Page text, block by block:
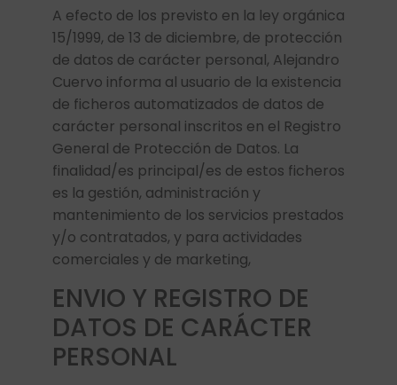
A efecto de los previsto en la ley orgánica
15/1999, de 13 de diciembre, de protección
de datos de carácter personal, Alejandro
Cuervo informa al usuario de la existencia
de ficheros automatizados de datos de
carácter personal inscritos en el Registro
General de Protección de Datos. La
finalidad/es principal/es de estos ficheros
es la gestión, administración y
mantenimiento de los servicios prestados
y/o contratados, y para actividades
comerciales y de marketing,
ENVIO Y REGISTRO DE
DATOS DE CARÁCTER
PERSONAL